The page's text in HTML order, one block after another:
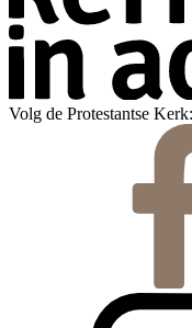
Volg de Protestantse Kerk: